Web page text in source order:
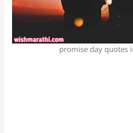
promise day quotes